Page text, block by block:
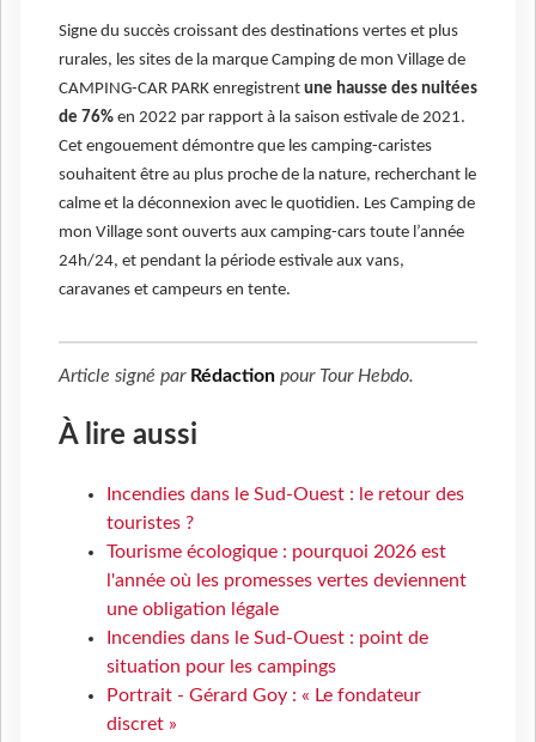
Signe du succès croissant des destinations vertes et plus
rurales, les sites de la marque Camping de mon Village de
CAMPING-CAR PARK enregistrent une hausse des nuitées
de 76% en 2022 par rapport à la saison estivale de 2021.
Cet engouement démontre que les camping-caristes
souhaitent être au plus proche de la nature, recherchant le
calme et la déconnexion avec le quotidien. Les Camping de
mon Village sont ouverts aux camping-cars toute l’année
24h/24, et pendant la période estivale aux vans,
caravanes et campeurs en tente.
Article signé par Rédaction pour Tour Hebdo.
À lire aussi
Incendies dans le Sud-Ouest : le retour des
touristes ?
Tourisme écologique : pourquoi 2026 est
l'année où les promesses vertes deviennent
une obligation légale
Incendies dans le Sud-Ouest : point de
situation pour les campings
Portrait - Gérard Goy : « Le fondateur
discret »